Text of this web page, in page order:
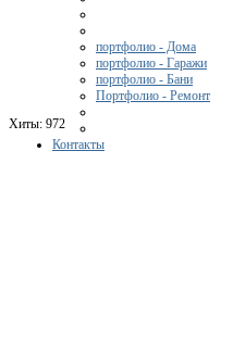
портфолио - Дома
портфолио - Гаражи
портфолио - Бани
Портфолио - Ремонт
Контакты
Хиты: 972